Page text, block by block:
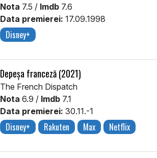
Nota 7.5 / Imdb 7.6
Data premierei: 17.09.1998
Disney+
Depeşa franceză (2021)
The French Dispatch
Nota 6.9 / Imdb 7.1
Data premierei: 30.11.-1
Disney+ Rakuten Max Netflix